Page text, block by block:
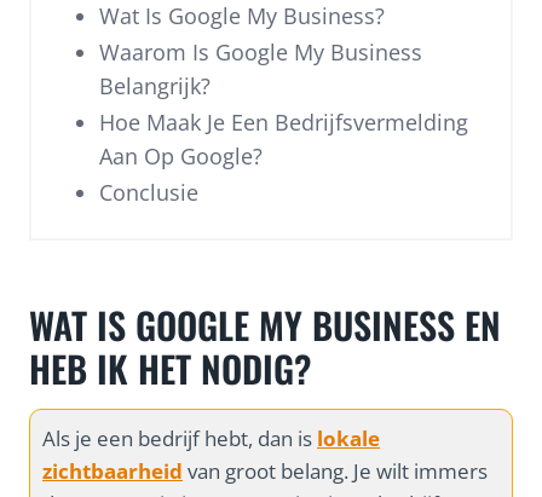
Wat Is Google My Business?
Waarom Is Google My Business
Belangrijk?
Hoe Maak Je Een Bedrijfsvermelding
Aan Op Google?
Conclusie
WAT IS GOOGLE MY BUSINESS EN
HEB IK HET NODIG?
Als je een bedrijf hebt, dan is lokale
zichtbaarheid van groot belang. Je wilt immers